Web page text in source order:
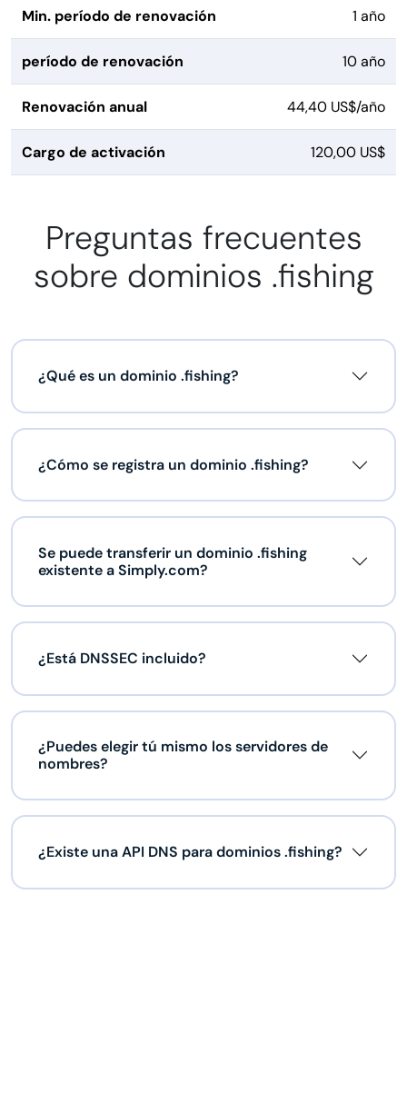
Min. período de renovación 1 año
período de renovación 10 año
Renovación anual 44,40 US$/año
Cargo de activación 120,00 US$
Preguntas frecuentes
sobre dominios .fishing
¿Qué es un dominio .fishing?
¿Cómo se registra un dominio .fishing?
Se puede transferir un dominio .fishing
existente a Simply.com?
¿Está DNSSEC incluido?
¿Puedes elegir tú mismo los servidores de
nombres?
¿Existe una API DNS para dominios .fishing?